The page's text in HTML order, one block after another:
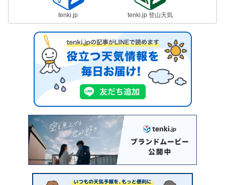
tenki.jp tenki.jp 登山天気